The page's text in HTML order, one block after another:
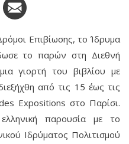
Επιβίωσης, το Ίδρυμα
το παρών στη Διεθνή
γιορτή του βιβλίου με
από τις 15 έως τις
Expositions στο Παρίσι.
παρουσία με το
Ιδρύματος Πολιτισμού